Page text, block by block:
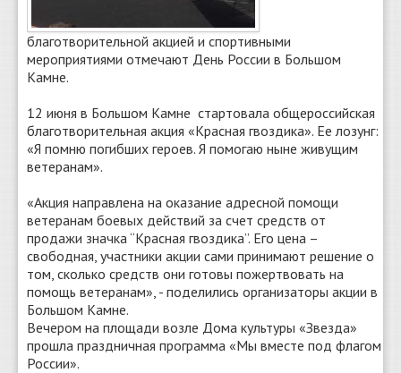
благотворительной акцией и спортивными
мероприятиями отмечают День России в Большом
Камне.
12 июня в Большом Камне стартовала общероссийская
благотворительная акция «Красная гвоздика». Ее лозунг:
«Я помню погибших героев. Я помогаю ныне живущим
ветеранам».
«Акция направлена на оказание адресной помощи
ветеранам боевых действий за счет средств от
продажи значка “Красная гвоздика”. Его цена –
свободная, участники акции сами принимают решение о
том, сколько средств они готовы пожертвовать на
помощь ветеранам», - поделились организаторы акции в
Большом Камне.
Вечером на площади возле Дома культуры «Звезда»
прошла праздничная программа «Мы вместе под флагом
России».